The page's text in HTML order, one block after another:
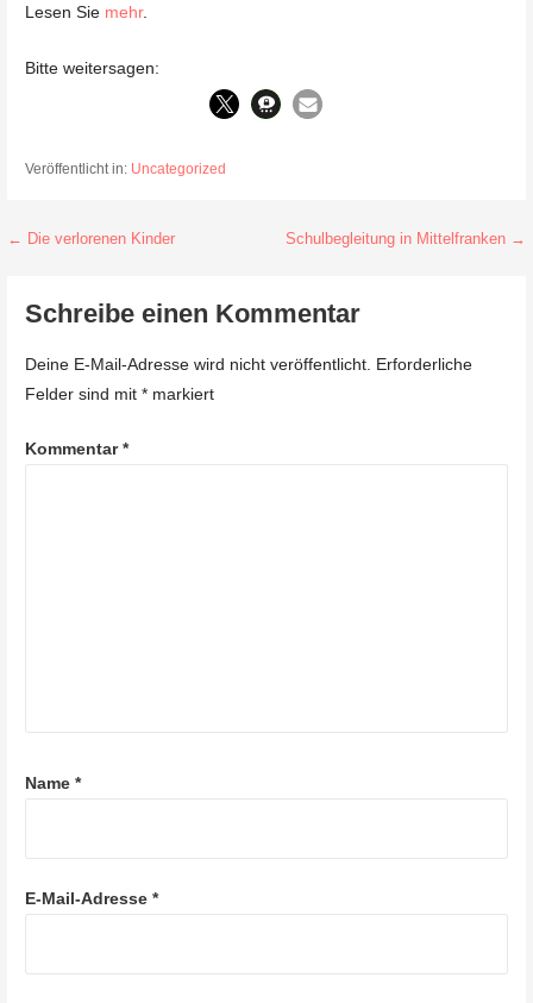
Lesen Sie mehr.
Bitte weitersagen:
Veröffentlicht in: Uncategorized
Beitragsnavigation
← Die verlorenen Kinder Schulbegleitung in Mittelfranken →
Schreibe einen Kommentar
Deine E-Mail-Adresse wird nicht veröffentlicht. Erforderliche
Felder sind mit *markiert
Kommentar*
Name *
E-Mail-Adresse *